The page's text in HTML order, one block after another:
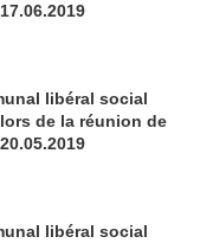
libéral social
lors de la réunion de
libéral social